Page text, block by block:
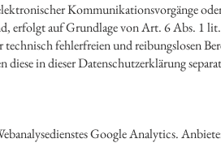
Kommunikationsvorgänge
erfolgt auf Grundlage von Art. 6 Abs. 1
fehlerfreien und reibungslosen
in dieser Datenschutzerklärung
Google Analytics.